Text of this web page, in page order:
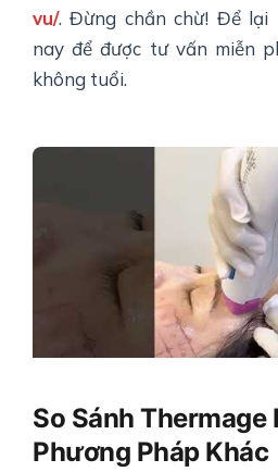
vu/. Đừng chần chừ! Để lại
nay để được tư vấn miễn
không tuổi.
So Sánh Thermage
Phương Pháp Khác